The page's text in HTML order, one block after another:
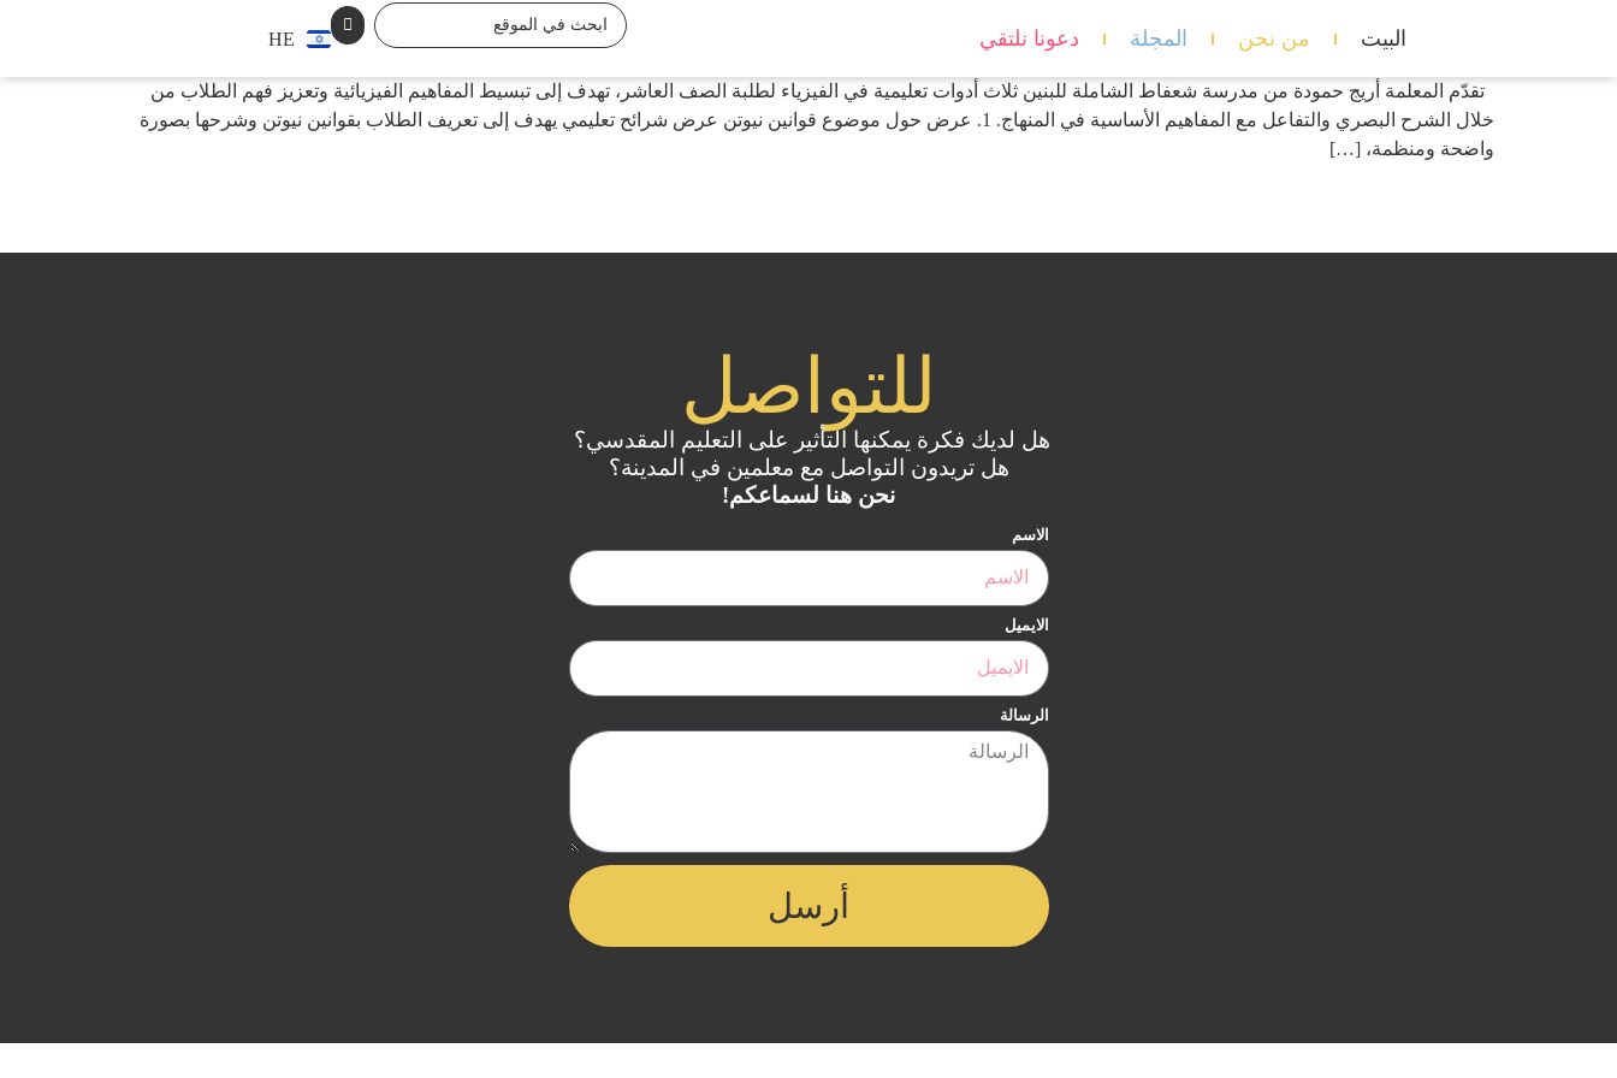
البيت من نحن المجلة دعونا نلتقي HE
تقدّم المعلمة أريج حمودة من مدرسة شعفاط الشاملة للبنين ثلاث أدوات تعليمية في الفيزياء لطلبة الصف العاشر، تهدف إلى تبسيط المفاهيم الفيزيائية وتعزيز فهم الطلاب من
خلال الشرح البصري والتفاعل مع المفاهيم الأساسية في المنهاج. 1. عرض حول موضوع قوانين نيوتن عرض شرائح تعليمي يهدف إلى تعريف الطلاب بقوانين نيوتن وشرحها بصورة
واضحة ومنظمة، […]
للتواصل
هل لديك فكرة يمكنها التأثير على التعليم المقدسي؟
هل تريدون التواصل مع معلمين في المدينة؟
نحن هنا لسماعكم!
الاسم
الايميل
الرسالة
أرسل